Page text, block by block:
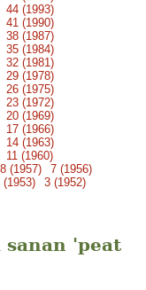
44 (1993)
41 (1990)
38 (1987)
35 (1984)
32 (1981)
29 (1978)
26 (1975)
23 (1972)
20 (1969)
17 (1966)
14 (1963)
11 (1960)
8 (1957)
7 (1956)
(1953)
3 (1952)
'peat